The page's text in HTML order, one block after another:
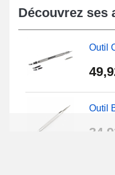
Découvrez ses
Outil
Outil